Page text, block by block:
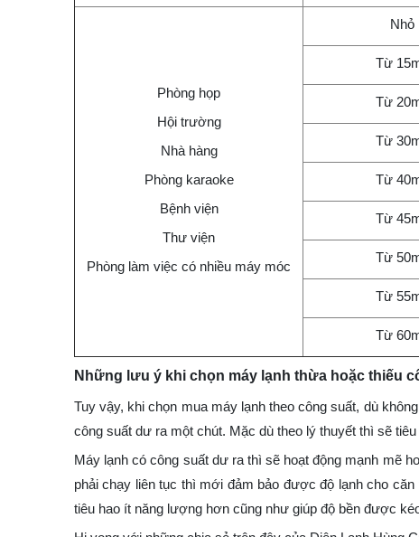
Phòng họp
Hội trường
Nhà hàng
Phòng karaoke
Bệnh viện
Thư viện
Phòng làm việc có nhiều máy móc
Nhỏ
Từ
Từ
Từ
Từ
Từ
Từ
Từ
Từ
Những lưu ý khi chọn máy lạnh thừa hoặc thiếu
Tuy vậy, khi chọn mua máy lạnh theo công suất, dù
công suất dư ra một chút. Mặc dù theo lý thuyết thì sẽ
Máy lạnh có công suất dư ra thì sẽ hoạt động mạnh mẽ
phải chạy liên tục thì mới đảm bảo được độ lạnh cho
tiêu hao ít năng lượng hơn cũng như giúp độ bền được